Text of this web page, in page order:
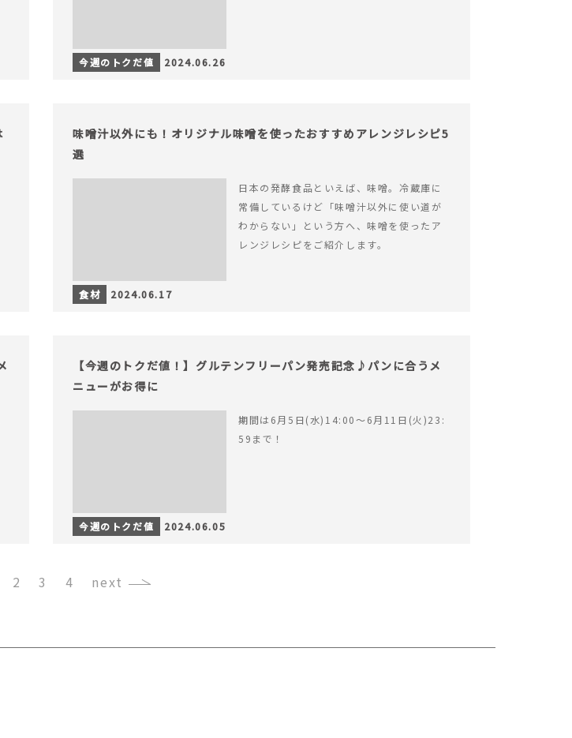
今週のトクだ値 2024.06.26
味噌汁以外にも！オリジナル味噌を使ったおすすめアレンジレシピ5
選
日本の発酵食品といえば、味噌。冷蔵庫に
常備しているけど「味噌汁以外に使い道が
わからない」という方へ、味噌を使ったア
レンジレシピをご紹介します。
食材 2024.06.17
【今週のトクだ値！】グルテンフリーパン発売記念♪パンに合うメ
ニューがお得に
期間は6月5日(水)14:00〜6月11日(火)23:
59まで！
今週のトクだ値 2024.06.05
2 3 4 ›